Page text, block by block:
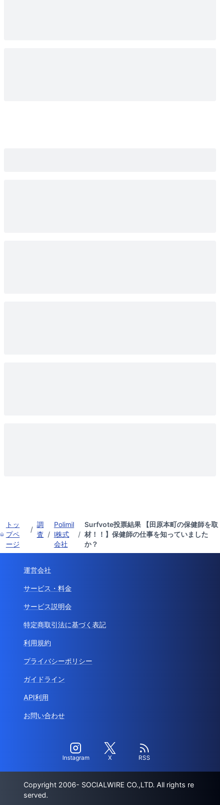
トッ
プペ
ージ
/
調
査 /
Polimil
l株式
会社
/
Surfvote投票結果 【田原本町の保健師を取
材！！】保健師の仕事を知っていました
か？
運営会社
サービス・料金
サービス説明会
特定商取引法に基づく表記
利用規約
プライバシーポリシー
ガイドライン
API利用
お問い合わせ
Instagram X RSS
Copyright 2006- SOCIALWIRE CO.,LTD. All rights re
served.